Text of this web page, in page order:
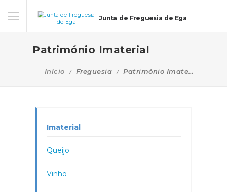
Junta de Freguesia de Ega
Património Imaterial
Início Freguesia Património Imaterial
Imaterial
Queijo
Vinho